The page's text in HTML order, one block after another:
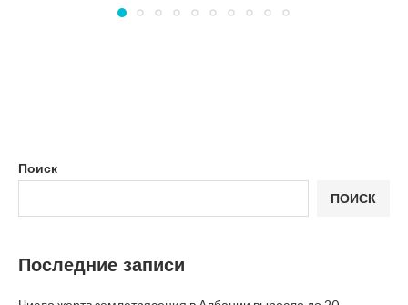
Поиск
ПОИСК
Последние записи